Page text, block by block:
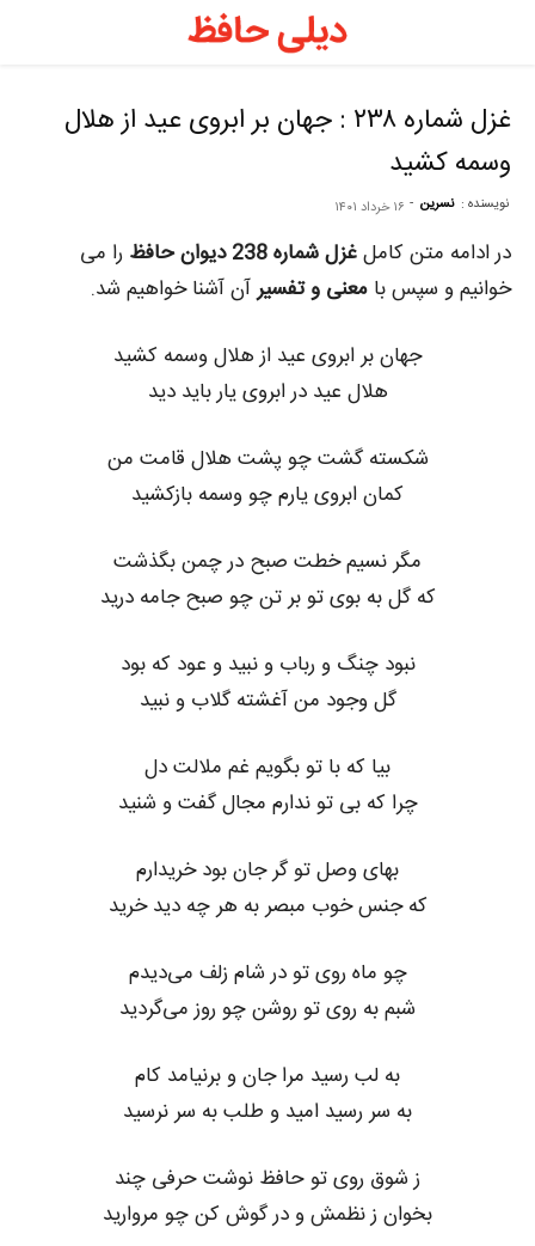
غزل شماره ۲۳۸ : جهان بر ابروی عید از هلال
وسمه کشید
نویسنده : نسرین - ۱۶ خرداد ۱۴۰۱
در ادامه متن کاملغزل شماره 238 دیوان حافظ
را می
خوانیم و سپس با معنی و تفسیرآن آشنا خواهیم شد.
جهان بر ابروی عید از هلال وسمه کشید
هلال عید در ابروی یار باید دید
شکسته گشت چو پشت هلال قامت من
کمان ابروی یارم چو وسمه بازکشید
مگر نسیم خطت صبح در چمن بگذشت
که گل به بوی تو بر تن چو صبح جامه درید
نبود چنگ و رباب و نبید و عود که بود
گل وجود من آغشته گلاب و نبید
بیا که با تو بگویم غم ملالت دل
چرا که بی تو ندارم مجال گفت و شنید
بهای وصل تو گر جان بود خریدارم
که جنس خوب مبصر به هر چه دید خرید
چو ماه روی تو در شام زلف می‌دیدم
شبم به روی تو روشن چو روز می‌گردید
به لب رسید مرا جان و برنیامد کام
به سر رسید امید و طلب به سر نرسید
ز شوق روی تو حافظ نوشت حرفی چند
بخوان ز نظمش و در گوش کن چو مروارید